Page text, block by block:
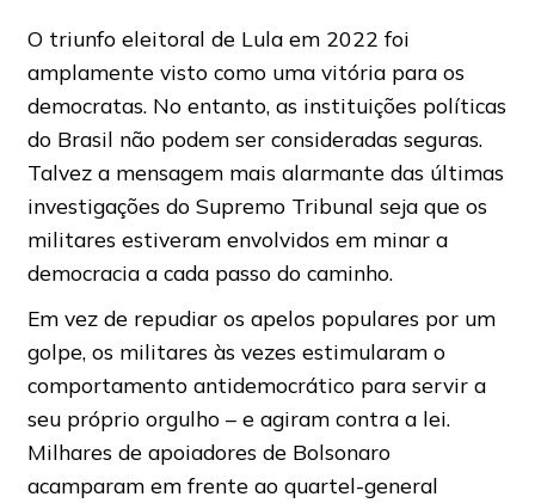
O triunfo eleitoral de Lula em 2022 foi
amplamente visto como uma vitória para os
democratas. No entanto, as instituições políticas
do Brasil não podem ser consideradas seguras.
Talvez a mensagem mais alarmante das últimas
investigações do Supremo Tribunal seja que os
militares estiveram envolvidos em minar a
democracia a cada passo do caminho.
Em vez de repudiar os apelos populares por um
golpe, os militares às vezes estimularam o
comportamento antidemocrático para servir a
seu próprio orgulho – e agiram contra a lei.
Milhares de apoiadores de Bolsonaro
acamparam em frente ao quartel-general